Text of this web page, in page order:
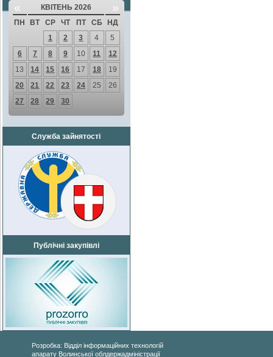
« КВІТЕНЬ 2026 »
ПН ВТ СР ЧТ ПТ СБ
НД
1
2 3 4
5
6
7 8 9 10 11
12
13
14 15 16 17 18
19
20
21 22 23 24 25
26
27
28 29 30
Служба зайнятості
Публічні закупівлі
Розробка: Відділ інформаційних технологій
апарату Волинської облдержадміністрації